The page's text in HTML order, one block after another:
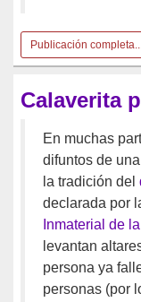
Publicación
Calaverita
En muchas
difuntos de
la tradición del
declarada por
Inmaterial de
levantan
persona ya
personas (por